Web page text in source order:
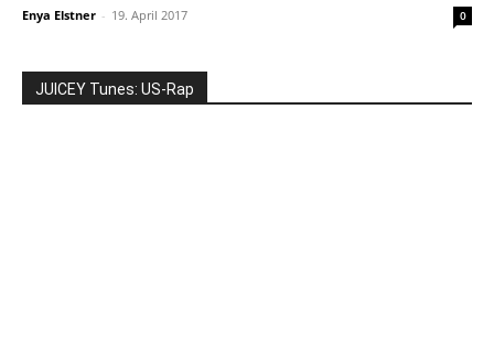
Enya Elstner - 19. April 2017 0
JUICEY Tunes: US-Rap